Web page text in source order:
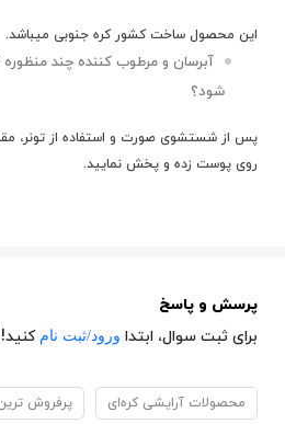
این محصول ساخت کشورکره جنوبی میباشد.
آبرسان و مرطوب کننده چند
شود؟
پس از شستشوی صورت و استفاده از تونر،
روی پوست زده و پخش نمایید.
پرسش و پاسخ
برای ثبت سوال، ابتدا ورود/ثبت نام کنید!
محصولات آرایشی کره‌ای پرفروش